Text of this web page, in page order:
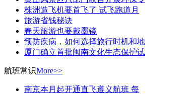
株洲造飞机要首飞了 试飞跑道月
旅游省钱秘诀
春天旅游也要戴墨镜
预防疾病，如何选择旅行时机和地
厦门确立首批闽南文化生态保护试
航班常识More>>
南京本月起开通直飞遵义航班 每